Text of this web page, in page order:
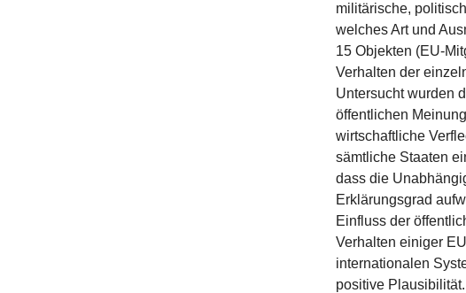
militärische,
welches Art und
15 Objekten (EU-
Verhalten der
Untersucht wurden
öffentlichen
wirtschaftliche
sämtliche Staaten
dass die
Erklärungsgrad
Einfluss der
Verhalten einiger
internationalen
positive